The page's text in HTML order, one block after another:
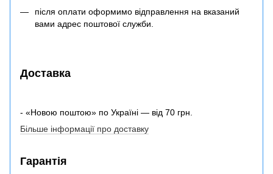
після оплати оформимо відправлення на вказаний
вами адрес поштової служби.
Доставка
- «Новою поштою» по Україні — від 70 грн.
Більше інформації про доставку
Гарантія